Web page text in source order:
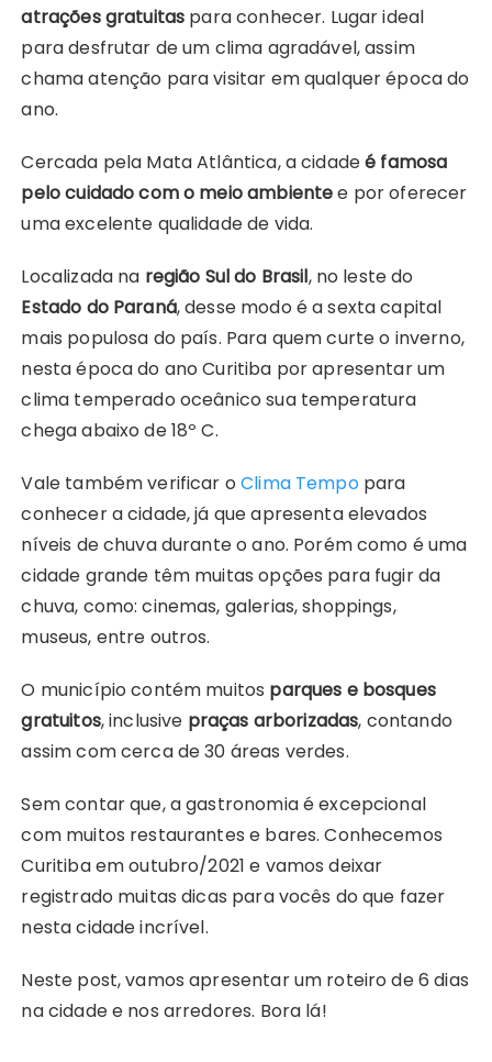
e
b
o
o
t
t
e
i
l
t
s
A
t
e
r
t
r
e
atrações gratuitas para conhecer. Lugar ideal
para desfrutar de um clima agradável, assim
chama atenção para visitar em qualquer época do
ano.
Cercada pela Mata Atlântica, a cidadeé famosa
pelo cuidado com o meio ambientee por oferecer
uma excelente qualidade de vida.
Localizada na região Sul do Brasil, no leste do
Estado do Paraná, desse modo é a sexta capital
mais populosa do país. Para quem curte o inverno,
nesta época do ano Curitiba por apresentar um
clima temperado oceânico sua temperatura
chega abaixo de 18º C.
Vale também verificar oClima Tempopara
conhecer a cidade, já que apresenta elevados
níveis de chuva durante o ano. Porém como é uma
cidade grande têm muitas opções para fugir da
chuva, como: cinemas, galerias, shoppings,
museus, entre outros.
O município contém muitos parques e bosques
gratuitos, inclusive praças arborizadas, contando
assim com cerca de 30 áreas verdes.
Sem contar que, a gastronomia é excepcional
com muitos restaurantes e bares. Conhecemos
Curitiba em outubro/2021 e vamos deixar
registrado muitas dicas para vocês do que fazer
nesta cidade incrível.
Neste post, vamos apresentar um roteiro de 6 dias
na cidade e nos arredores. Bora lá!